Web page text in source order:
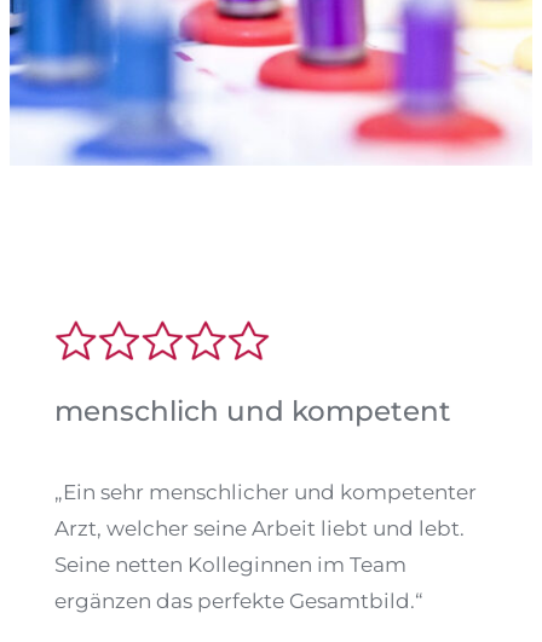
menschlich und kompetent
„Ein sehr menschlicher und kompetenter
Arzt, welcher seine Arbeit liebt und lebt.
Seine netten Kolleginnen im Team
ergänzen das perfekte Gesamtbild.“